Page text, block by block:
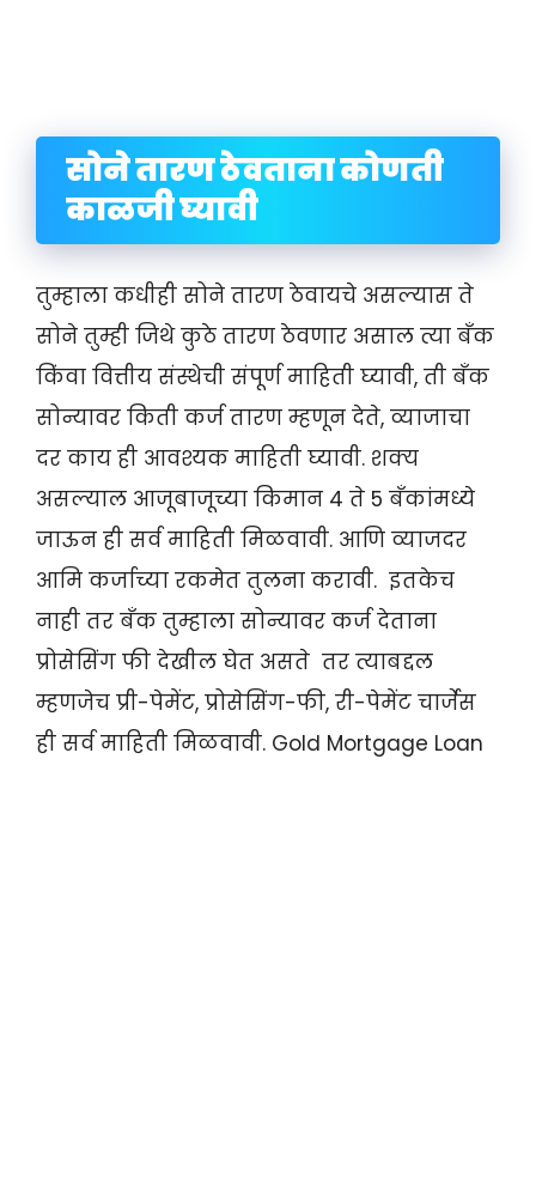
सोने तारण ठेवताना कोणती
काळजी घ्यावी
तुम्हाला कधीही सोने तारण ठेवायचे असल्यास ते
सोने तुम्ही जिथे कुठे तारण ठेवणार असाल त्या बँक
किंवा वित्तीय संस्थेची संपूर्ण माहिती घ्यावी, ती बँक
सोन्यावर किती कर्ज तारण म्हणून देते, व्याजाचा
दर काय ही आवश्यक माहिती घ्यावी. शक्य
असल्याल आजूबाजूच्या किमान 4 ते 5 बँकांमध्ये
जाऊन ही सर्व माहिती मिळवावी. आणि व्याजदर
आमि कर्जाच्या रकमेत तुलना करावी. इतकेच
नाही तर बँक तुम्हाला सोन्यावर कर्ज देताना
प्रोसेसिंग फी देखील घेत असते तर त्याबद्दल
म्हणजेच प्री-पेमेंट, प्रोसेसिंग-फी, री-पेमेंट चार्जेस
ही सर्व माहिती मिळवावी. Gold Mortgage Loan